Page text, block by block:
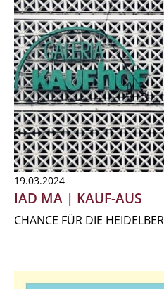
19.03.2024
IAD MA | KAUF-AUS
CHANCE FÜR DIE